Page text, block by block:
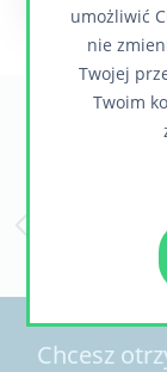
Chcesz
umożliwić
nie
Twojej
Twoim